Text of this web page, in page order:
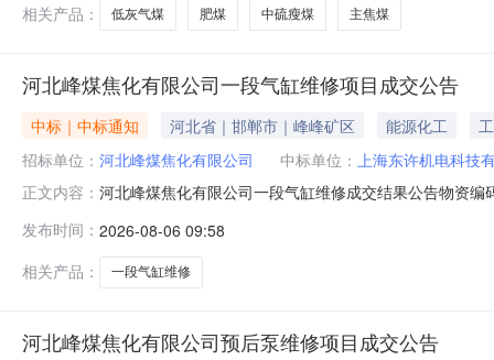
相关产品：
低灰气煤 肥煤 中硫瘦煤 主焦煤
河北峰煤焦化有限公司一段气缸维修项目成交公告
中标｜中标通知 河北省｜邯郸市｜峰峰矿区 能源化工
招标单位： 河北峰煤焦化有限公司 中标单位： 上海东许机电科技
正文内容： 河北峰煤焦化有限公司一段气缸维修成交结果公告物资
发布时间： 2026-08-06 09:58
相关产品：
一段气缸维修
河北峰煤焦化有限公司预后泵维修项目成交公告